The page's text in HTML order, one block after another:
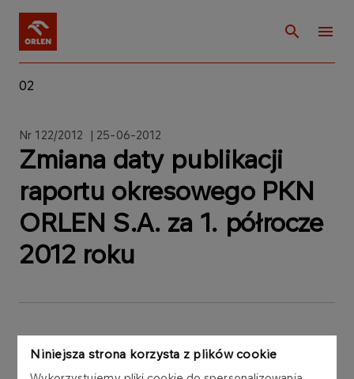
Niniejsza strona korzysta z plików cookie
02
Nr 122/2012 | 25-06-2012
Zmiana daty publikacji
raportu okresowego PKN
ORLEN S.A. za 1. półrocze
2012 roku
Zarząd Polskiego Koncernu Naftowego ORLEN
S.A. („PKN ORLEN S.A.”) informuje, że nastąpiła